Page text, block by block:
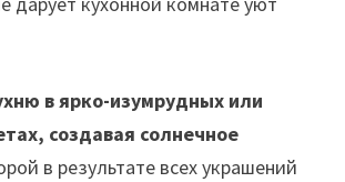
в ярко-изумрудных или
создавая солнечное
в результате всех украшений